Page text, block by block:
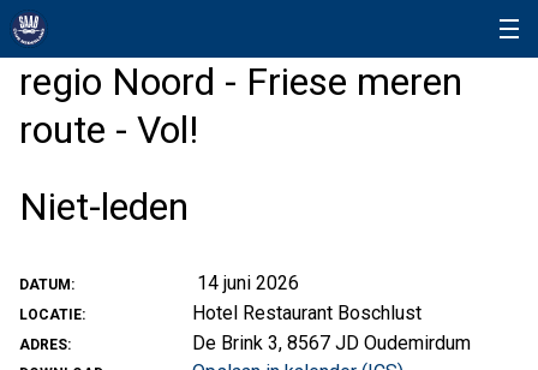
regio Noord - Friese meren
route - Vol!
Niet-leden
DATUM: 14 juni 2026
LOCATIE: Hotel Restaurant Boschlust
ADRES: De Brink 3, 8567 JD Oudemirdum